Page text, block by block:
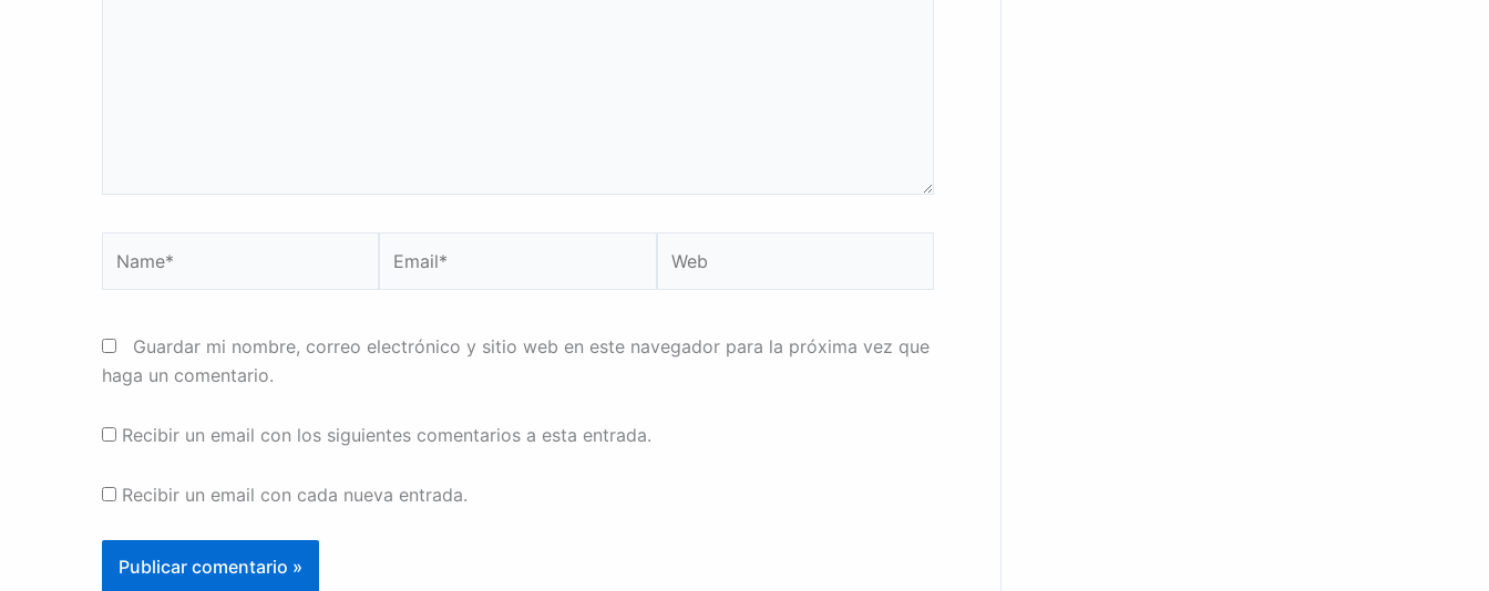
Guardar mi nombre, correo electrónico y sitio web en este navegador para la próxima vez que
haga un comentario.
Recibir un email con los siguientes comentarios a esta entrada.
Recibir un email con cada nueva entrada.